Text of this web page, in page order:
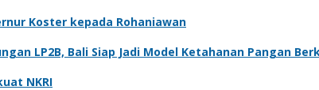
Koster kepada Rohaniawan
LP2B, Bali Siap Jadi Model Ketahanan Pangan
NKRI